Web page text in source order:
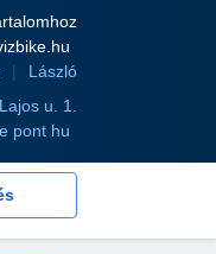
László
u. 1.
pont hu